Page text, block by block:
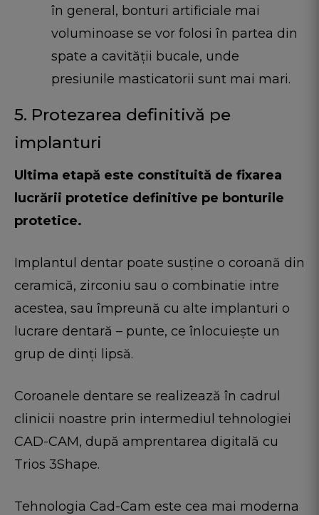
în general, bonturi artificiale mai
voluminoase se vor folosi în partea din
spate a cavității bucale, unde
presiunile masticatorii sunt mai mari.
5. Protezarea definitivă pe
implanturi
Ultima etapă este constituită de fixarea
lucrării protetice definitive pe bonturile
protetice.
Implantul dentar poate susține o coroană din
ceramică, zirconiu sau o combinatie intre
acestea, sau împreună cu alte implanturi o
lucrare dentară – punte, ce înlocuiește un
grup de dinți lipsă.
Coroanele dentare se realizează în cadrul
clinicii noastre prin intermediul tehnologiei
CAD-CAM, după amprentarea digitală cu
Trios 3Shape.
Tehnologia Cad-Cam este cea mai moderna